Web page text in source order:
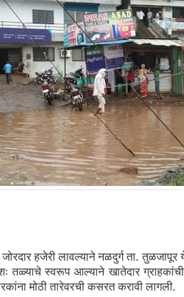
जोरदार हजेरी लावल्याने नळदुर्ग ता.
तळ्याचे स्वरूप आल्याने खातेदार
मोठी तारेवरची कसरत करावी लागली.